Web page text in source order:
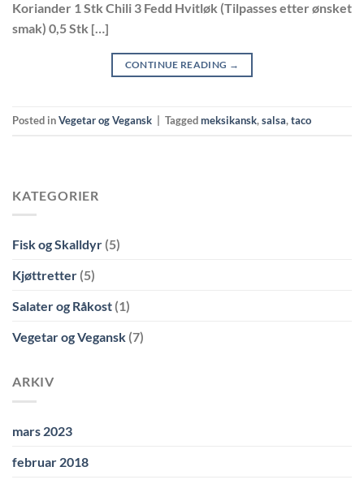
Koriander 1 Stk Chili 3 Fedd Hvitløk (Tilpasses etter ønsket
smak) 0,5 Stk […]
CONTINUE READING →
Posted inVegetar og Vegansk Taggedmeksikansk,salsa,taco
KATEGORIER
Fisk og Skalldyr (5)
Kjøttretter (5)
Salater og Råkost (1)
Vegetar og Vegansk (7)
ARKIV
mars 2023
februar 2018